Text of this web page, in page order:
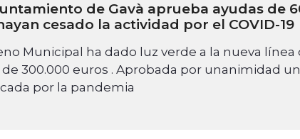
de Gavà aprueba ayudas de
cesado la actividad por el COVID-19
Municipal ha dado luz verde a la nueva
de 300.000 euros . Aprobada por unanimidad
por la pandemia